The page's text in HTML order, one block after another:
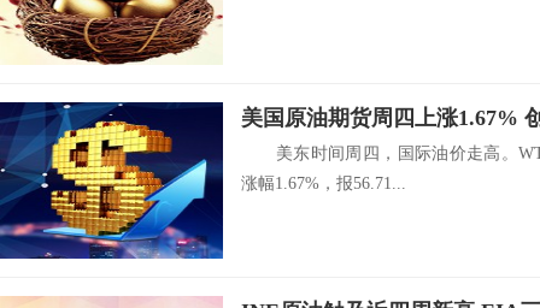
美国原油期货周四上涨1.67%
美东时间周四，国际油价走高。
涨幅1.67%，报56.71...